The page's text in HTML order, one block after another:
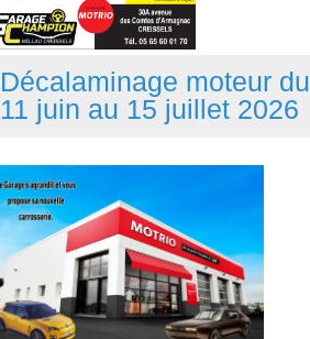
Décalaminage moteur du
11 juin au 15 juillet 2026